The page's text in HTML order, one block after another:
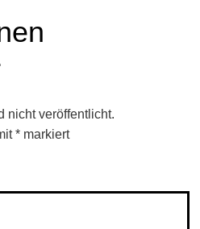
nicht veröffentlicht.
* markiert